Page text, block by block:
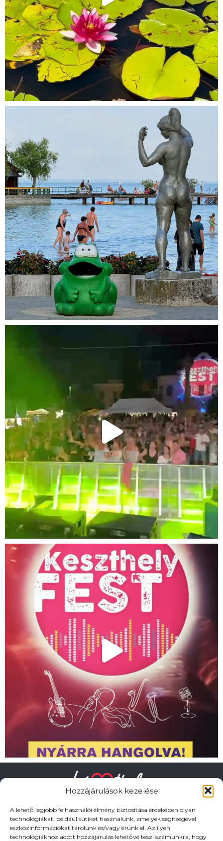
Hozzájárulások kezelése
A lehető legjobb felhasználói élmény biztosítása érdekében olyan
technológiákat, például sütiket használunk, amelyek segítségével
eszközinformációkat tárolunk és/vagy érünk el. Az ilyen
technológiákhoz adott hozzájárulás lehetővé teszi számunkra, hogy